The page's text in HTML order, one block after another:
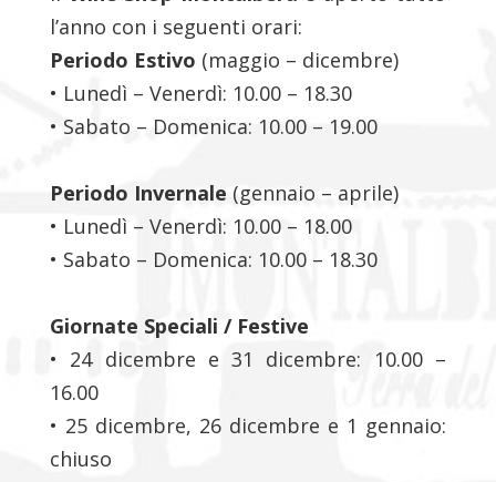
l’anno con i seguenti orari:
Periodo Estivo (maggio – dicembre)
• Lunedì – Venerdì: 10.00 – 18.30
• Sabato – Domenica: 10.00 – 19.00
Periodo Invernale (gennaio – aprile)
• Lunedì – Venerdì: 10.00 – 18.00
• Sabato – Domenica: 10.00 – 18.30
Giornate Speciali / Festive
• 24 dicembre e 31 dicembre: 10.00 –
16.00
• 25 dicembre, 26 dicembre e 1 gennaio:
chiuso